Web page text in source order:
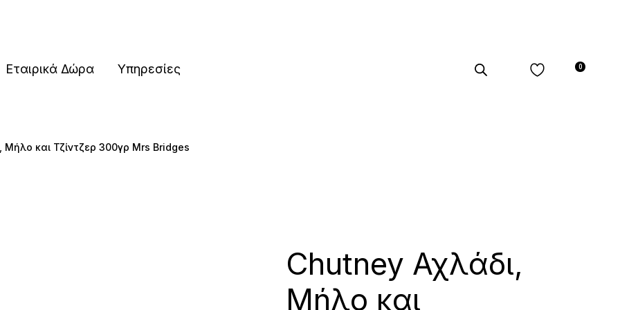
Εταιρικά Δώρα Υπηρεσίες 0
Μήλο και Τζίντζερ 300γρ Mrs Bridges
Chutney Αχλάδι,
Μήλο και